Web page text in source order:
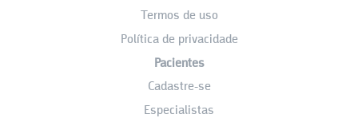
Termos de uso
Política de privacidade
Pacientes
Cadastre-se
Especialistas